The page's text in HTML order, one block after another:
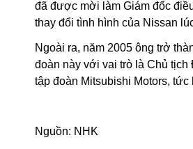
đã được mời làm Giám đốc
thay đổi tình hình của Nissan
Ngoài ra, năm 2005 ông trở
đoàn này với vai trò là Chủ tịch
tập đoàn Mitsubishi Motors,
Nguồn: NHK